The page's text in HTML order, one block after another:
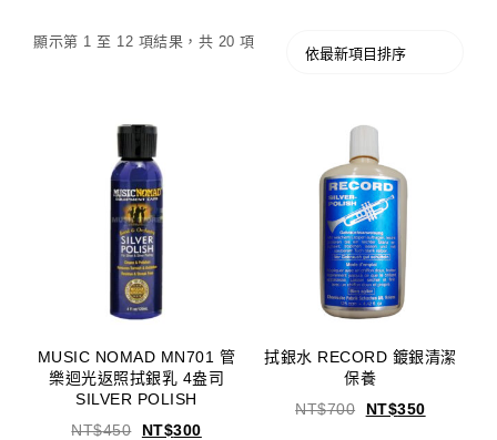
顯示第 1 至 12 項結果，共 20 項
MUSIC NOMAD MN701 管
樂迴光返照拭銀乳 4盎司
SILVER POLISH
NT$450 NT$300
拭銀水 RECORD 鍍銀清潔
保養
NT$700 NT$350